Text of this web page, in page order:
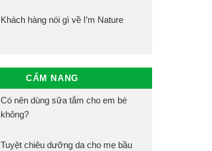
Khách hàng nói gì về I’m Nature
CẨM NANG
Có nên dùng sữa tắm cho em bé
không?
Tuyệt chiêu dưỡng da cho mẹ bầu